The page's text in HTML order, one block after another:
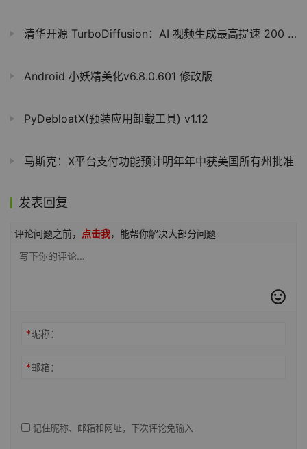
清华开源 TurboDiffusion：AI 视频生成最高提速 200 倍，单张 RTX 5090 秒出大片
Android 小妖精美化v6.8.0.601 修改版
PyDebloatX(预装应用卸载工具) v1.12
马斯克：X平台支付功能预计明年年中获美国所有州批准
发表回复
评论问题之前， 点击我，能帮你解决大部分问题
*昵称：
*邮箱：
记住昵称、邮箱和网址，下次评论免输入